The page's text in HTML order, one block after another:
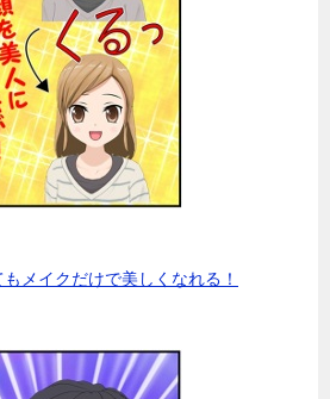
メイクだけで美しくなれる！